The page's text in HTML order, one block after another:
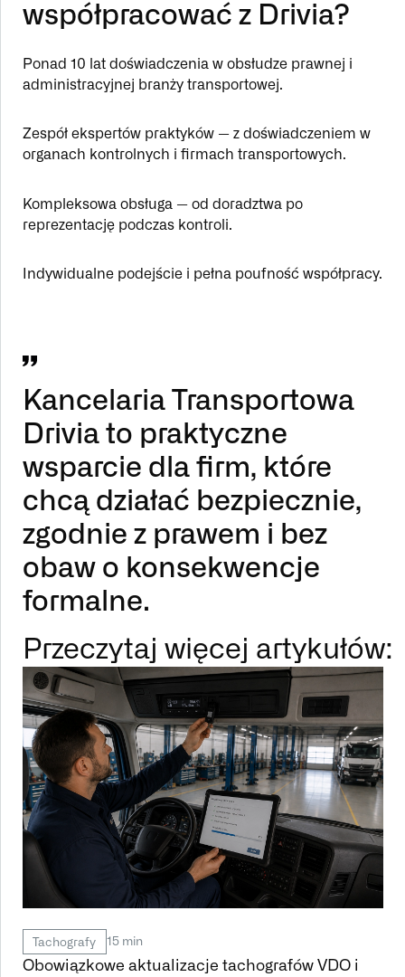
współpracować z Drivia?
Ponad 10 lat doświadczenia w obsłudze prawnej i
administracyjnej branży transportowej.
Zespół ekspertów praktyków — z doświadczeniem w
organach kontrolnych i firmach transportowych.
Kompleksowa obsługa — od doradztwa po
reprezentację podczas kontroli.
Indywidualne podejście i pełna poufność współpracy.
Kancelaria Transportowa
Drivia to praktyczne
wsparcie dla firm, które
chcą działać bezpiecznie,
zgodnie z prawem i bez
obaw o konsekwencje
formalne.
Przeczytaj więcej artykułów:
Tachografy 15 min
Obowiązkowe aktualizacje tachografów VDO i